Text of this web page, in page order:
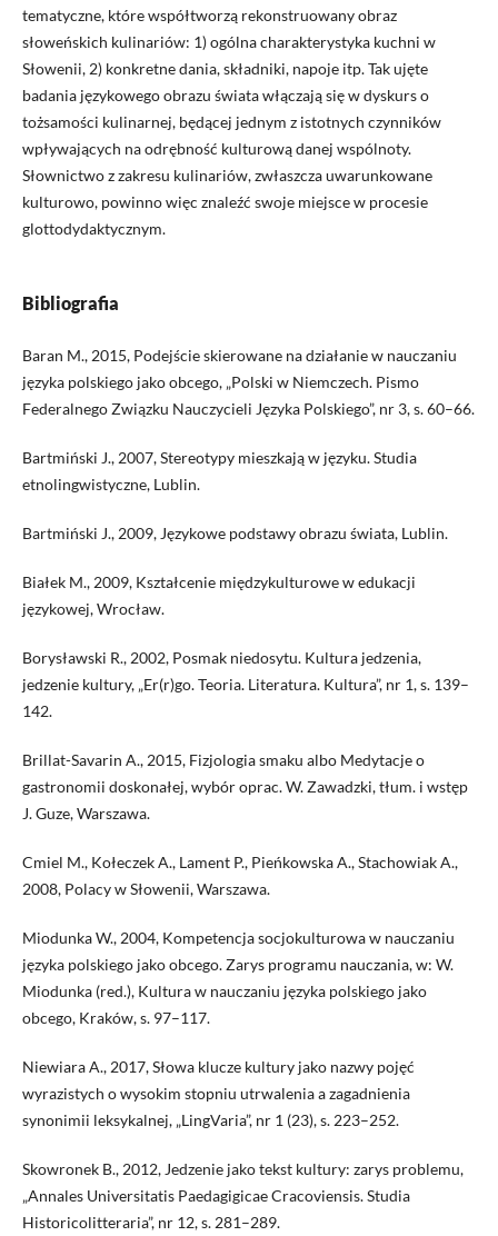
tematyczne, które współtworzą rekonstruowany obraz
słoweńskich kulinariów: 1) ogólna charakterystyka kuchni w
Słowenii, 2) konkretne dania, składniki, napoje itp. Tak ujęte
badania językowego obrazu świata włączają się w dyskurs o
tożsamości kulinarnej, będącej jednym z istotnych czynników
wpływających na odrębność kulturową danej wspólnoty.
Słownictwo z zakresu kulinariów, zwłaszcza uwarunkowane
kulturowo, powinno więc znaleźć swoje miejsce w procesie
glottodydaktycznym.
Bibliografia
Baran M., 2015, Podejście skierowane na działanie w nauczaniu
języka polskiego jako obcego, „Polski w Niemczech. Pismo
Federalnego Związku Nauczycieli Języka Polskiego”, nr 3, s. 60–66.
Bartmiński J., 2007, Stereotypy mieszkają w języku. Studia
etnolingwistyczne, Lublin.
Bartmiński J., 2009, Językowe podstawy obrazu świata, Lublin.
Białek M., 2009, Kształcenie międzykulturowe w edukacji
językowej, Wrocław.
Borysławski R., 2002, Posmak niedosytu. Kultura jedzenia,
jedzenie kultury, „Er(r)go. Teoria. Lite­ratura. Kultura”, nr 1, s. 139–
142.
Brillat-Savarin A., 2015, Fizjologia smaku albo Medytacje o
gastronomii doskonałej, wybór oprac. W. Zawadzki, tłum. i wstęp
J. Guze, Warszawa.
Cmiel M., Kołeczek A., Lament P., Pieńkowska A., Stachowiak A.,
2008, Polacy w Słowenii, Warszawa.
Miodunka W., 2004, Kompetencja socjokulturowa w nauczaniu
języka polskiego jako obcego. Zarys programu nauczania, w: W.
Miodunka (red.), Kultura w nauczaniu języka polskiego jako
obcego, Kraków, s. 97–117.
Niewiara A., 2017, Słowa klucze kultury jako nazwy pojęć
wyrazistych o wysokim stopniu utrwalenia a zagadnienia
synonimii leksykalnej, „LingVaria”, nr 1 (23), s. 223–252.
Skowronek B., 2012, Jedzenie jako tekst kultury: zarys problemu,
„Annales Universitatis Paedagigicae Cracoviensis. Studia
Historicolitteraria”, nr 12, s. 281–289.